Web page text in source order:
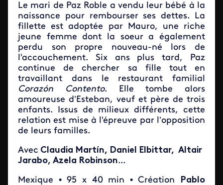
Le mari de Paz Roble a vendu leur bébé à la
naissance pour rembourser ses dettes. La
fillette est adoptée par Mauro, une riche
jeune femme dont la soeur a également
perdu son propre nouveau-né lors de
l'accouchement. Six ans plus tard, Paz
continue de chercher sa fille tout en
travaillant dans le restaurant familial
Corazón Contento. Elle tombe alors
amoureuse d’Esteban, veuf et père de trois
enfants. Issus de milieux différents, cette
relation est mise à l'épreuve par l’opposition
de leurs familles.
Avec Claudia Martín, Daniel Elbittar, Altair
Jarabo, Azela Robinson...
Mexique • 95 x 40 min • Création
Pablo